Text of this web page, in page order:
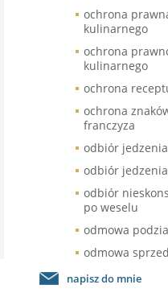
ochrona
kulinarnego
ochrona
kulinarnego
ochrona
ochrona
franczyza
odbiór
odbiór
odbiór
po weselu
odmowa
odmowa
odroczenie
napisz do mnie